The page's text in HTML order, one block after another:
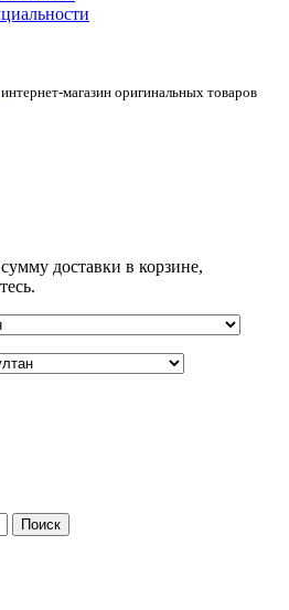
магазин оригинальных товаров
доставки в корзине,
Поиск